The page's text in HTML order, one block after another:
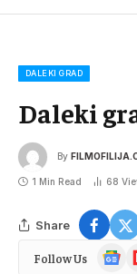
DALEKI GRAD
Daleki
By
1 Min Read 68
Share
Follow Us
Google
News